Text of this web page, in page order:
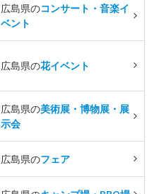
広島県のコンサート・音楽イ
ベント
広島県の花イベント
広島県の美術展・博物展・展
示会
広島県のフェア